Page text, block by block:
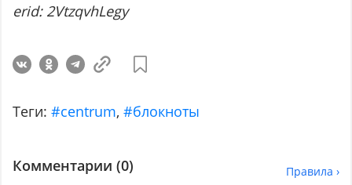
erid: 2VtzqvhLegy
Теги: #centrum,#блокноты
Комментарии (0) Правила ›